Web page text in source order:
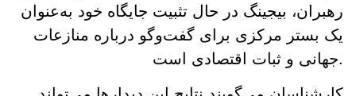
رهبران، بیجینگ در حال تثبیت جایگاه خود به‌عنوان
یک بستر مرکزی برای گفت‌وگو درباره منازعات
جهانی و ثبات اقتصادی است.